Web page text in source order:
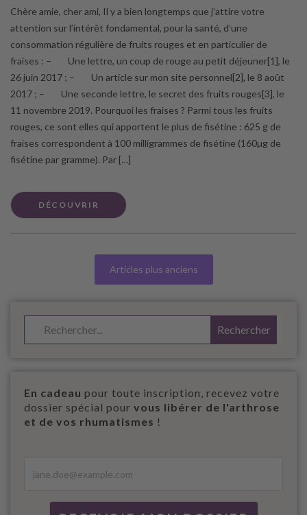
Chère amie, cher ami, Il y a bien longtemps que j’attire votre
attention sur l’intérêt fondamental, pour la santé, d’une
consommation régulière de fruits rouges et en particulier de
fraises : – Une lettre, un coup de rouge au petit déjeuner[1], le
26 juin 2017 ; – Un article sur mon site personnel[2], le 8 août
2017 ; – Une seconde lettre, le secret des fruits rouges[3], le
11 novembre 2019. Pourquoi les fraises ? Parmi tous les fruits
rouges, ce sont elles qui apportent le plus de fisétine : 625 g de
fraises correspondent à 100 milligrammes de fisétine (160µg de
fisétine par gramme). Par […]
DÉCOUVRIR
Articles plus anciens
En cadeau pour toute inscription, recevez votre
dossier spécial pour vous libérer de l'arthrose
et de vos rhumatismes !